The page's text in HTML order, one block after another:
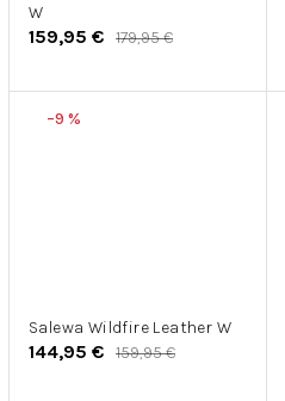
W
159,95 € 179,95 €
–9 %
Salewa Wildfire Leather W
144,95 € 159,95 €